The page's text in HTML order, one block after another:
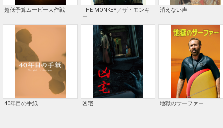
超低予算ムービー大作戦
40年目の手紙
THE MONKEY／ザ・モンキ
ー
凶宅
消えない声
地獄のサーファー